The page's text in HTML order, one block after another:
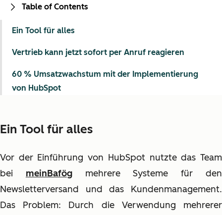
Ein Tool für alles
Vor der Einführung von HubSpot nutzte das Team
bei meinBafögmehrere Systeme für den
Newsletterversand und das Kundenmanagement.
Das Problem: Durch die Verwendung mehrerer
Table of Contents
Ein Tool für alles
Vertrieb kann jetzt sofort per Anruf reagieren
60 % Umsatzwachstum mit der Implementierung
von HubSpot